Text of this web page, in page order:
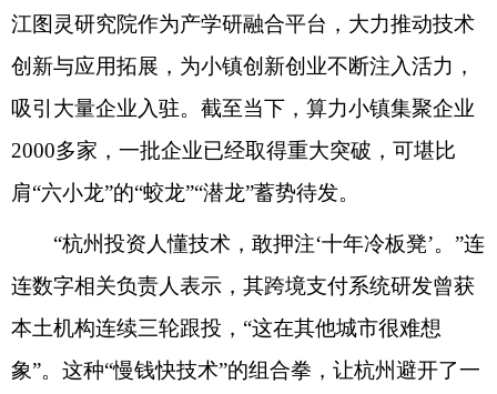
江图灵研究院作为产学研融合平台，大力推动技术
创新与应用拓展，为小镇创新创业不断注入活力，
吸引大量企业入驻。截至当下，算力小镇集聚企业
2000多家，一批企业已经取得重大突破，可堪比
肩“六小龙”的“蛟龙”“潜龙”蓄势待发。
“杭州投资人懂技术，敢押注‘十年冷板凳’。”连
连数字相关负责人表示，其跨境支付系统研发曾获
本土机构连续三轮跟投，“这在其他城市很难想
象”。这种“慢钱快技术”的组合拳，让杭州避开了一